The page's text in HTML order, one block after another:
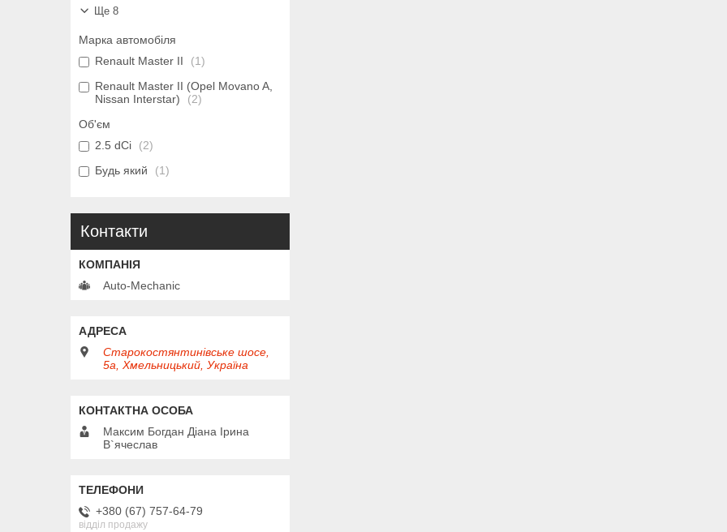
Ще 8
Марка автомобіля
Renault Master II
1
Renault Master II (Opel Movano A,
Nissan Interstar)
2
Об'єм
2.5 dCi
2
Будь який
1
Контакти
Auto-Mechanic
Старокостянтинівське шосе,
5а, Хмельницький, Україна
Максим Богдан Діана Ірина
В`ячеслав
+380 (67) 757-64-79
відділ продажу